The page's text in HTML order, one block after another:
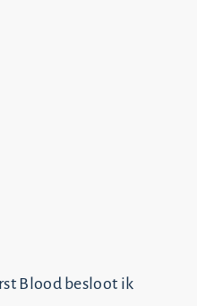
Blood besloot ik